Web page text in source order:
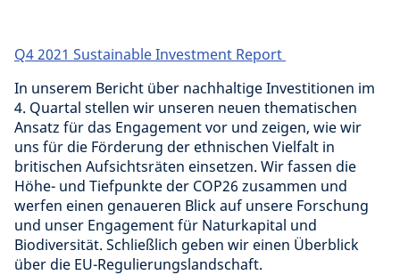
Q4 2021 Sustainable Investment Report
In unserem Bericht über nachhaltige Investitionen im
4. Quartal stellen wir unseren neuen thematischen
Ansatz für das Engagement vor und zeigen, wie wir
uns für die Förderung der ethnischen Vielfalt in
britischen Aufsichtsräten einsetzen. Wir fassen die
Höhe- und Tiefpunkte der COP26 zusammen und
werfen einen genaueren Blick auf unsere Forschung
und unser Engagement für Naturkapital und
Biodiversität. Schließlich geben wir einen Überblick
über die EU-Regulierungslandschaft.